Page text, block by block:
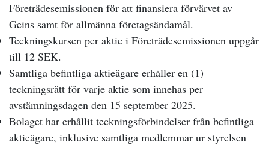
Företrädesemissionen för att finansiera förvärvet av
Geins samt för allmänna företagsändamål.
Teckningskursen per aktie i Företrädesemissionen uppgår
till 12 SEK.
Samtliga befintliga aktieägare erhåller en (1)
teckningsrätt för varje aktie som innehas per
avstämningsdagen den 15 september 2025.
Bolaget har erhållit teckningsförbindelser från befintliga
aktieägare, inklusive samtliga medlemmar ur styrelsen